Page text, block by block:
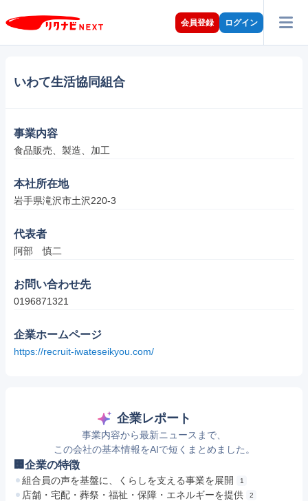
会員登録 ログイン
いわて生活協同組合
事業内容
食品販売、製造、加工
本社所在地
岩手県滝沢市土沢220-3
代表者
阿部　慎二
お問い合わせ先
0196871321
企業ホームページ
https://recruit-iwateseikyou.com/
企業レポート
事業内容から最新ニュースまで、
この会社の基本情報をAIで短くまとめました。
🏢企業の特徴
組合員の声を基盤に、くらしを支える事業を展開 1
店舗・宅配・葬祭・福祉・保障・エネルギーを提供 2